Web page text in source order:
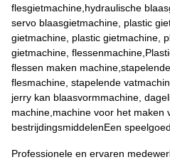
flesgietmachine,hydraulische
servo blaasgietmachine, plastic
gietmachine, plastic gietmachine,
gietmachine,
flessen maken
flesmachine, stapelende
jerry kan blaasvormmachine,
machine,machine voor het maken
bestrijdingsmiddelenEen
Professionele en ervaren